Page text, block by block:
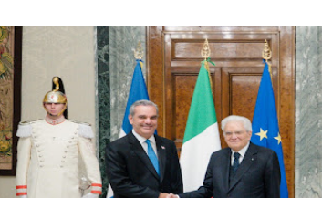
de Defensa siembra esperanza y
y CECCOM retienen 213,355 galones de
Nacionales recauda más de RD 57
en San Juan beneficiados con
magistrado Henry Molina decidió no seguir